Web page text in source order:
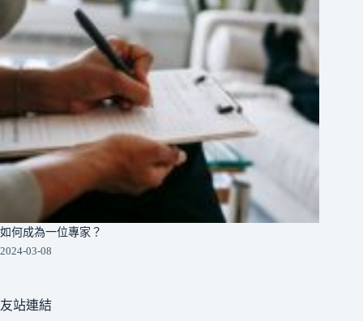
如何成為一位專家？
2024-03-08
友站連結